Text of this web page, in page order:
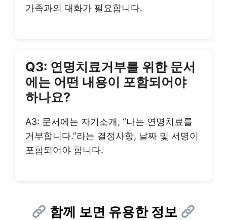
가족과의 대화가 필요합니다.
Q3: 연명치료거부를 위한 문서
에는 어떤 내용이 포함되어야
하나요?
A3: 문서에는 자기소개, “나는 연명치료를
거부합니다.”라는 결정사항, 날짜 및 서명이
포함되어야 합니다.
함께 보면 유용한 정보